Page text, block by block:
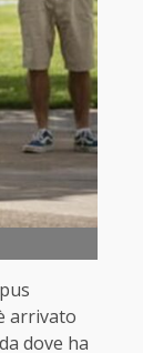
arrivato
dove ha